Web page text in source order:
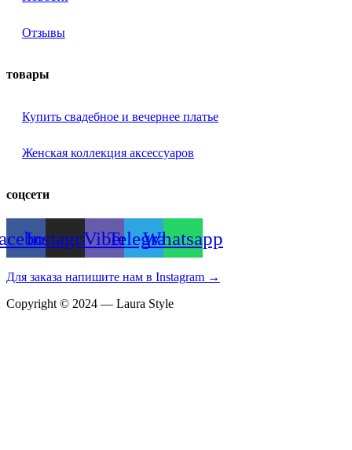
Отзывы
товары
Купить свадебное и вечернее платье
Женская коллекция аксессуаров
соцсети
InstagramViberTelegramWhatsapp
Для заказа напишите нам в Instagram →
Copyright © 2024 — Laura Style